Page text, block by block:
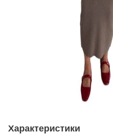
Характеристики